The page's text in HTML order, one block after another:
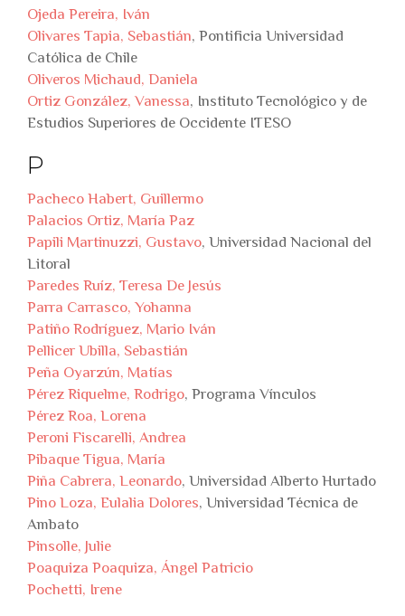
Ojeda Pereira, Iván
Olivares Tapia, Sebastián, Pontificia Universidad
Católica de Chile
Oliveros Michaud, Daniela
Ortiz González, Vanessa, Instituto Tecnológico y de
Estudios Superiores de Occidente ITESO
P
Pacheco Habert, Guillermo
Palacios Ortiz, María Paz
Papili Martinuzzi, Gustavo, Universidad Nacional del
Litoral
Paredes Ruíz, Teresa De Jesús
Parra Carrasco, Yohanna
Patiño Rodríguez, Mario Iván
Pellicer Ubilla, Sebastián
Peña Oyarzún, Matías
Pérez Riquelme, Rodrigo, Programa Vínculos
Pérez Roa, Lorena
Peroni Fiscarelli, Andrea
Pibaque Tigua, María
Piña Cabrera, Leonardo, Universidad Alberto Hurtado
Pino Loza, Eulalia Dolores, Universidad Técnica de
Ambato
Pinsolle, Julie
Poaquiza Poaquiza, Ángel Patricio
Pochetti, Irene